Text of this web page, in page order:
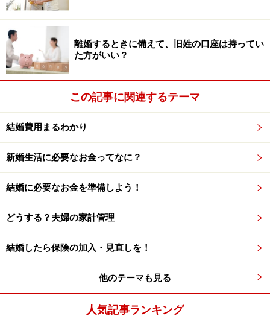
●仲介手数料
不動産会社への手数料です。家賃の1カ月分というのが
平均的です。最近では、0.5カ月分という不動産会社も出
てきています。部屋探し前に、手数料がいくらかかるか
●前払い家賃
●保険料
住宅総合保険などの損害保険へ加入する必要がありま
す。これらの加入は必須になっているところがほとんど
です。この保険料は、保険内容や建物などによって変わ
家賃の半年分を用意する必要が
以上、入居時に必要なお金をまとめました。入居時に必
離婚するときに備えて、旧姓の口座は持ってい
た方がいい？
この記事に関連するテーマ
結婚費用まるわかり
新婚生活に必要なお金ってなに？
結婚に必要なお金を準備しよう！
どうする？夫婦の家計管理
結婚したら保険の加入・見直しを！
他のテーマも見る
人気記事ランキング